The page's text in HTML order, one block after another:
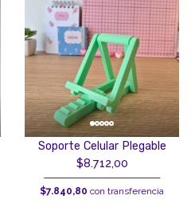
Soporte Celular Plegable
$8.712,00
$7.840,80 con transferencia